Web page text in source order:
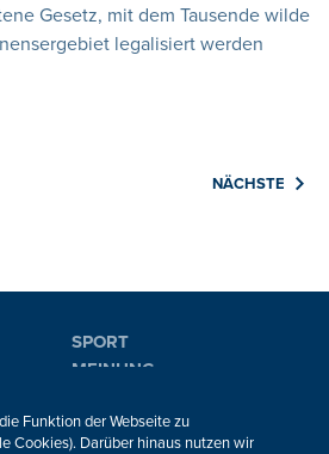
Gesetz, mit dem Tausende wilde
legalisiert werden
NÄCHSTE
SPORT
MEINUNG
WM 2026
Funktion der Webseite zu
Cookies). Darüber hinaus nutzen wir